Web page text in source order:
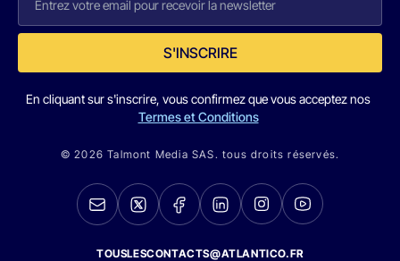
S'INSCRIRE
En cliquant sur s'inscrire, vous confirmez que vous acceptez nos
Termes et Conditions
© 2026 Talmont Media SAS. tous droits réservés.
TOUSLESCONTACTS@ATLANTICO.FR